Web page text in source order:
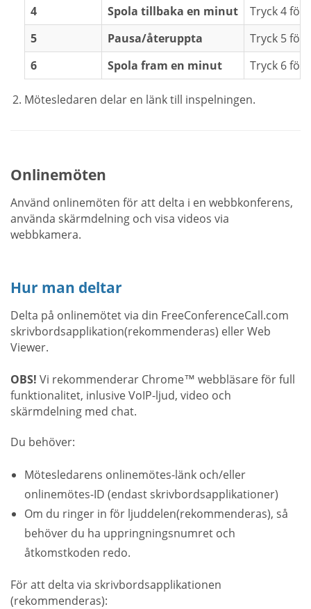
4 Spola tillbaka en minut
Tryck 4 för
5
Pausa/återuppta
Tryck 5 för
6
Spola fram en minut Tryck 6 för
Mötesledaren delar en länk till inspelningen.
Onlinemöten
Använd onlinemöten för att delta i en webbkonferens,
använda skärmdelning och visa videos via
webbkamera.
Hur man deltar
Delta på onlinemötet via din FreeConferenceCall.com
skrivbordsapplikation(rekommenderas) eller Web
Viewer.
OBS! Vi rekommenderar Chrome™ webbläsare för full
funktionalitet, inlusive VoIP-ljud, video och
skärmdelning med chat.
Du behöver:
Mötesledarens onlinemötes-länk och/eller
onlinemötes-ID (endast skrivbordsapplikationer)
Om du ringer in för ljuddelen(rekommenderas), så
behöver du ha uppringningsnumret och
åtkomstkoden redo.
För att delta via skrivbordsapplikationen
(rekommenderas):